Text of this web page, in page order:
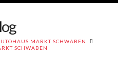
MARKT SCHWABEN
SCHWABEN